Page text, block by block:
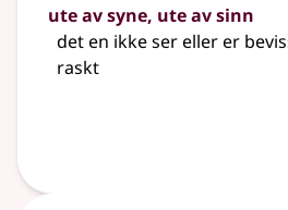
ute av syne, ute av sinn
det en ikke ser eller er
raskt